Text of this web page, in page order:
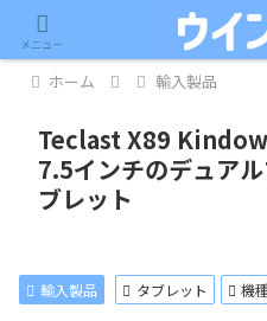
記事内に広告が含まれています。
ホーム 輸入製品
Teclast X89 Kindow
7.5インチのデュア
ブレット
輸入製品 タブレット 機
メニュー